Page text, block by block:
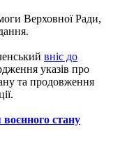
Верховної Ради,
вніс до
указів про
та продовження
стану